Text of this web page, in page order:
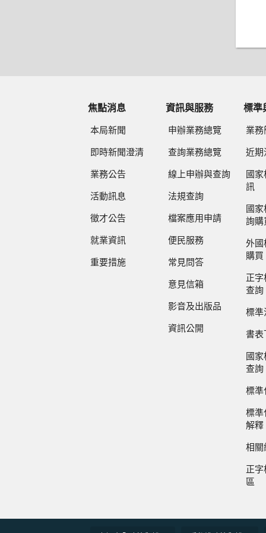
焦點消息
本局新聞
即時新聞澄清
業務公告
活動訊息
徵才公告
就業資訊
重要措施
資訊與服務
申辦業務總覽
查詢業務總覽
線上申辦與查詢
法規查詢
檔案應用申請
便民服務
常見問答
意見信箱
影音及出版品
資訊公開
標準
業務
近期
國
訊
國
詢購
外國
購買
正
查詢
標準
書表
國
查詢
標準
標準
解釋
相關
正
區